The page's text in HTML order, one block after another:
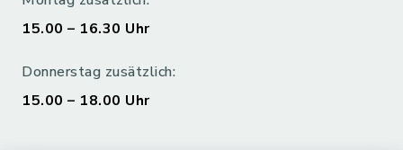
15.00 – 16.30 Uhr
Donnerstag zusätzlich:
15.00 – 18.00 Uhr